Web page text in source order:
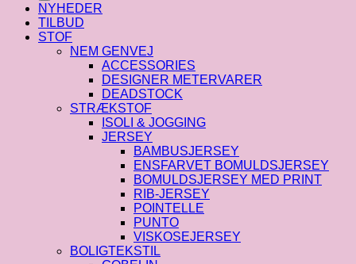
NYHEDER
TILBUD
STOF
NEM GENVEJ
ACCESSORIES
DESIGNER METERVARER
DEADSTOCK
STRÆKSTOF
ISOLI & JOGGING
JERSEY
BAMBUSJERSEY
ENSFARVET BOMULDSJERSEY
BOMULDSJERSEY MED PRINT
RIB-JERSEY
POINTELLE
PUNTO
VISKOSEJERSEY
BOLIGTEKSTIL